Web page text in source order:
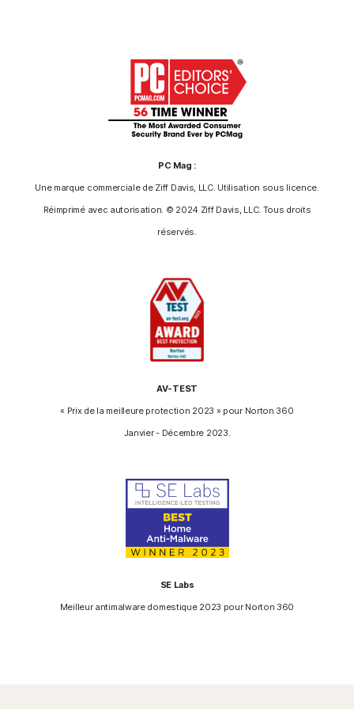
PC Mag :
Une marque commerciale de Ziff Davis, LLC. Utilisation sous licence.
Réimprimé avec autorisation. © 2024 Ziff Davis, LLC. Tous droits
réservés.
AV-TEST
« Prix de la meilleure protection 2023 » pour Norton 360
Janvier - Décembre 2023.
SE Labs
Meilleur antimalware domestique 2023 pour Norton 360